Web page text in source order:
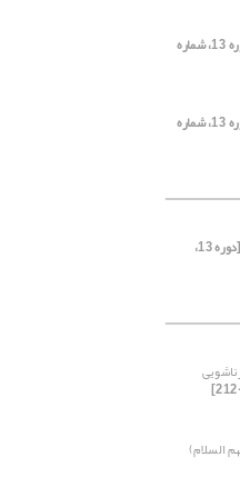
[دوره 13، شماره
[دوره 13، شماره
[دوره 13،
السلام)